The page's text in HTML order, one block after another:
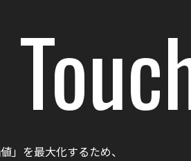
」を最大化するため、